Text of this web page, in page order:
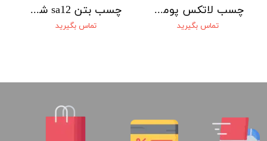
چسب بتن sa12 شیمی ساختمان
تماس بگیرید
چسب لاتکس پومکس TA 412 ( POMEX )
تماس بگیرید